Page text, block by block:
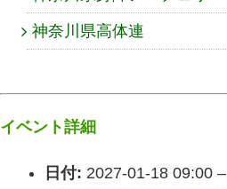
神奈川県高体連
イベント詳細
日付: 2027-01-18 09:00 –